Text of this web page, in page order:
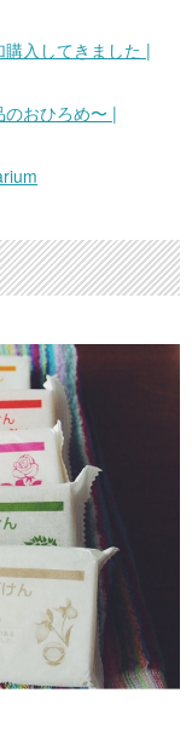
購入してきました |
おひろめ〜 |